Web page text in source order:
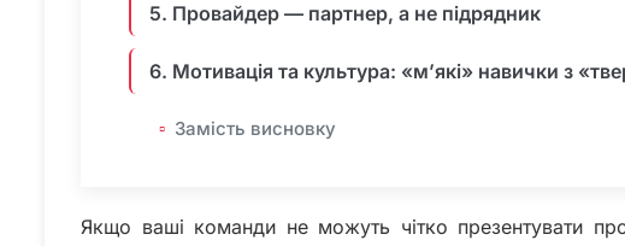
5. Провайдер — партнер, а не підрядник
6. Мотивація та культура: «м’які» навички з
Замість висновку
Якщо ваші команди не можуть чітко презентувати